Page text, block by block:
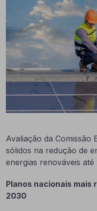
Avaliação da Comissão
sólidos na redução de
energias renováveis até
Planos nacionais mais
2030